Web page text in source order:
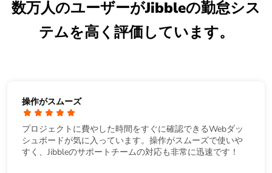
数万人のユーザーがJibbleの勤怠シス
テムを高く評価しています。
操作がスムーズ
プロジェクトに費やした時間をすぐに確認できるWebダッ
シュボードが気に入っています。操作がスムーズで使いや
すく、Jibbleのサポートチームの対応も非常に迅速です！